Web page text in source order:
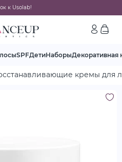
к Usolab!
SPFДетиНаборыДекоративная
кремы для